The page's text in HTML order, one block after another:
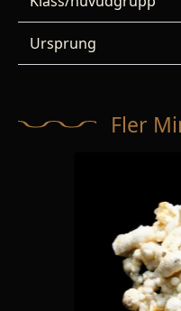
Ursprung
Fler